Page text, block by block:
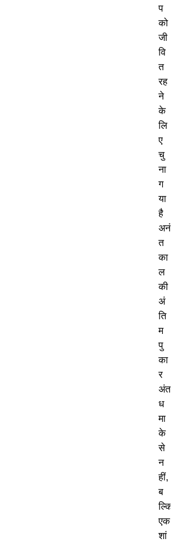
प
को
जी
वि
त
रह
ने
के
लि
ए
चु
ना
ग
या
है
अनं
त
का
ल
की
अं
ति
म
पु
का
र
अंत
ध
मा
के
से
न
हीं,
ब
ल्कि
एक
शां